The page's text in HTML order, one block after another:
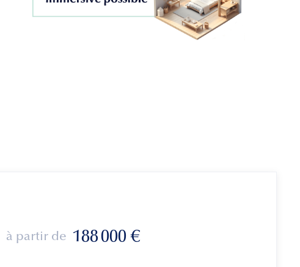
à partir de 188 000 €